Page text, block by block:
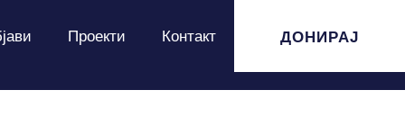
Проекти Контакт ДОНИРАЈ